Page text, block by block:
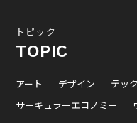
トピック
TOPIC
アート デザイン テック
サーキュラーエコノミー